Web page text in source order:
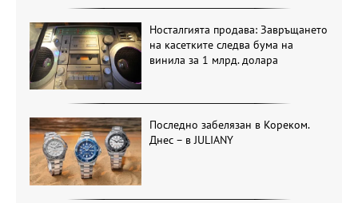
Носталгията продава: Завръщането
на касетките следва бума на
винила за 1 млрд. долара
Последно забелязан в Кореком.
Днес – в JULIANY